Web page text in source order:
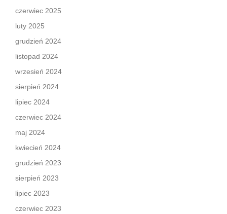
czerwiec 2025
luty 2025
grudzień 2024
listopad 2024
wrzesień 2024
sierpień 2024
lipiec 2024
czerwiec 2024
maj 2024
kwiecień 2024
grudzień 2023
sierpień 2023
lipiec 2023
czerwiec 2023